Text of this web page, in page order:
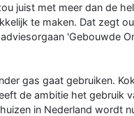
juist met meer dan de
te maken. Dat zegt
'Gebouwde
gas gaat gebruiken.
de ambitie het gebruik
in Nederland wordt